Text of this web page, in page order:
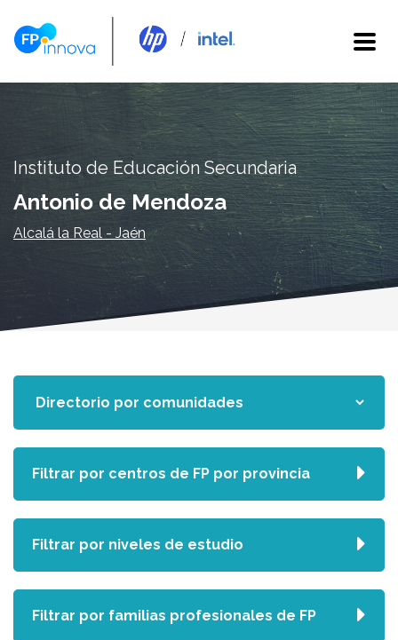
Instituto de Educación Secundaria
Antonio de Mendoza
Alcalá la Real - Jaén
Filtrar por centros de FP por provincia
Filtrar por niveles de estudio
Filtrar por familias profesionales de FP